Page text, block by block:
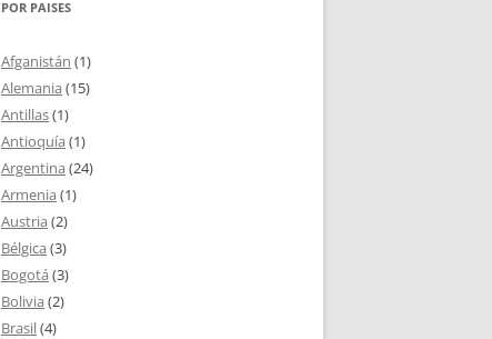
POR PAISES
Afganistán (1)
Alemania (15)
Antillas(1)
Antioquía (1)
Argentina (24)
Armenia (1)
Austria (2)
Bélgica (3)
Bogotá (3)
Bolivia (2)
Brasil(4)